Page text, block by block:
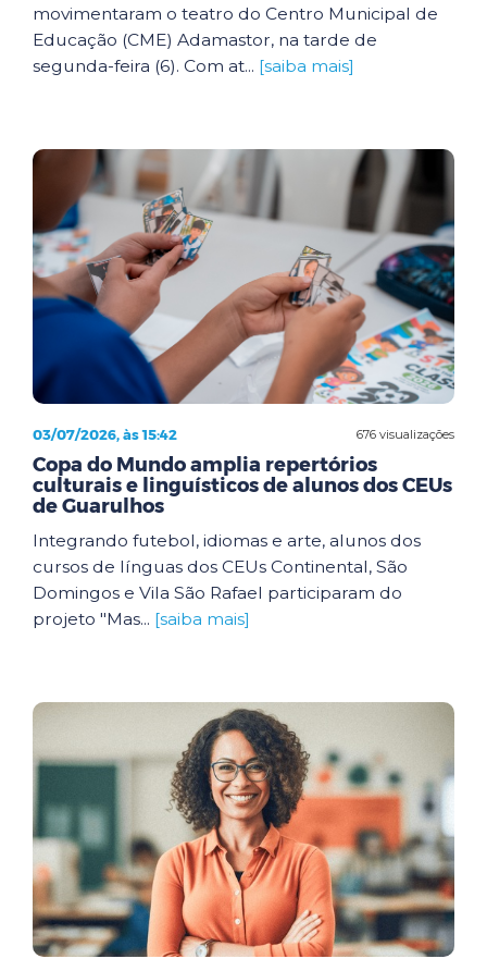
movimentaram o teatro do Centro Municipal de
Educação (CME) Adamastor, na tarde de
segunda-feira (6). Com at... [saiba mais]
676 visualizações
03/07/2026, às 15:42
Copa do Mundo amplia repertórios
culturais e linguísticos de alunos dos CEUs
de Guarulhos
Integrando futebol, idiomas e arte, alunos dos
cursos de línguas dos CEUs Continental, São
Domingos e Vila São Rafael participaram do
projeto "Mas... [saiba mais]